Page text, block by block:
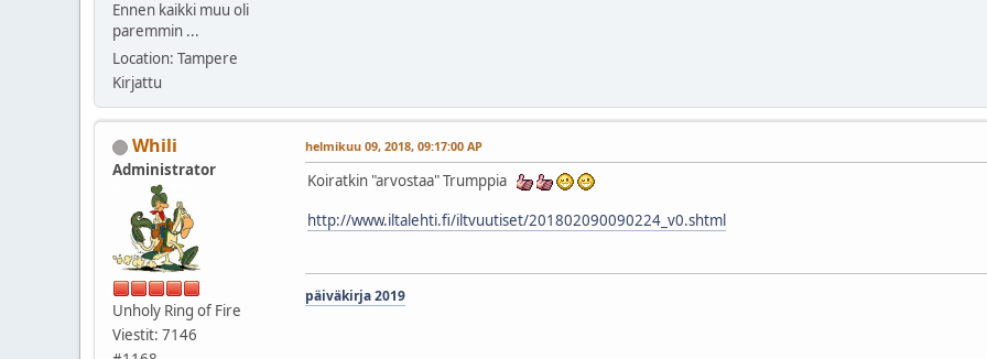
Ennen kaikki muu oli
paremmin ...
Location: Tampere
Kirjattu
Whili
Administrator
Unholy Ring of Fire
Viestit: 7146
helmikuu 09, 2018, 09:17:00 AP
Koiratkin "arvostaa" Trumppia
http://www.iltalehti.fi/iltvuutiset/201802090090224_v0.shtml
päiväkirja 2019